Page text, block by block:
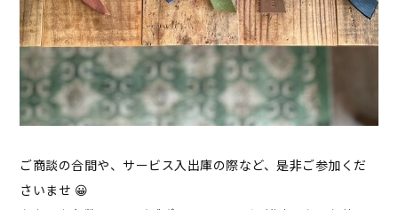
ご商談の合間や、サービス入出庫の際など、是非ご参加くだ
さいませ 😀